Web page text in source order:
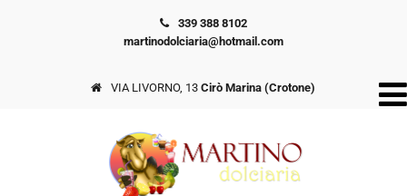
339 388 8102
martinodolciaria@hotmail.com
VIA LIVORNO, 13Cirò Marina (Crotone)